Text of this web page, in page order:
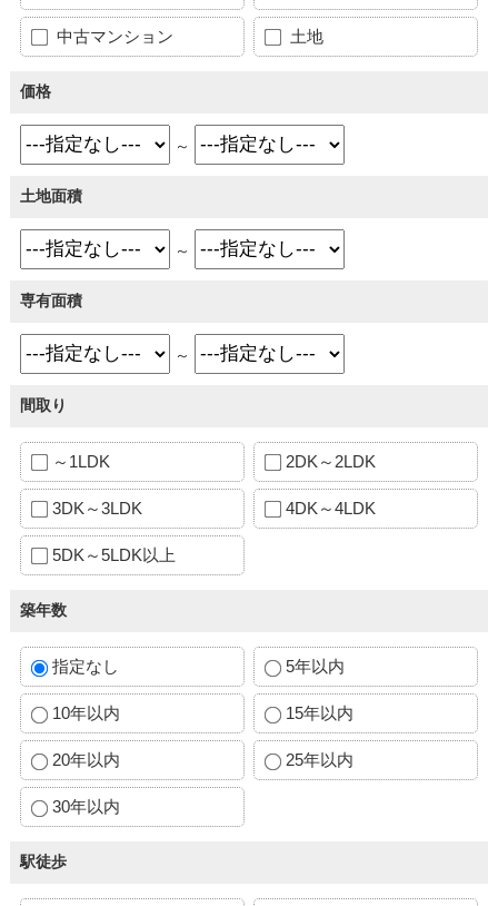
中古マンション 土地
価格
～
土地面積
～
専有面積
～
間取り
～1LDK 2DK～2LDK
3DK～3LDK 4DK～4LDK
5DK～5LDK以上
築年数
指定なし 5年以内
10年以内 15年以内
20年以内 25年以内
30年以内
駅徒歩